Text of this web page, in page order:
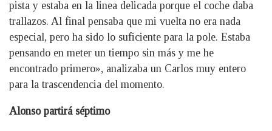
pista y estaba en la linea delicada porque el coche daba
trallazos. Al final pensaba que mi vuelta no era nada
especial, pero ha sido lo suficiente para la pole. Estaba
pensando en meter un tiempo sin más y me he
encontrado primero», analizaba un Carlos muy entero
para la trascendencia del momento.
Alonso partirá séptimo